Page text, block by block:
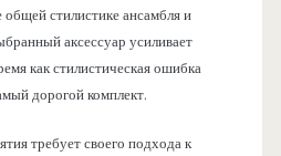
общей стилистике ансамбля и
аксессуар усиливает
как стилистическая ошибка
дорогой комплект.
требует своего подхода к